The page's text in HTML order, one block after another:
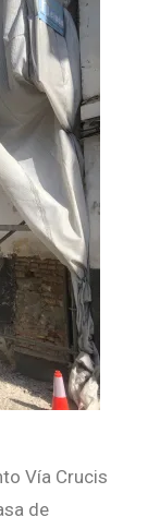
Vía Crucis
de